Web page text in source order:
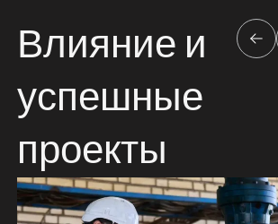
Влияние и
успешные
проекты